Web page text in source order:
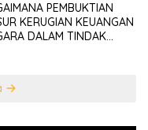
PEMBUKTIAN
KERUGIAN KEUANGAN
DALAM TINDAK